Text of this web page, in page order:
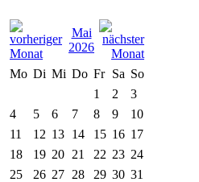
Mai
2026
Mo Di Mi Do Fr Sa So
1
2
3
4
5 6 7 8 9
10
11
12 13 14 15 16 17
18
19 20 21 22 23 24
25
26 27 28 29 30 31